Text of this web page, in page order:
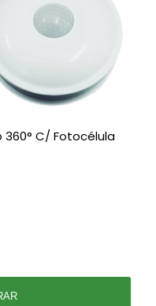
360° C/ Fotocélula